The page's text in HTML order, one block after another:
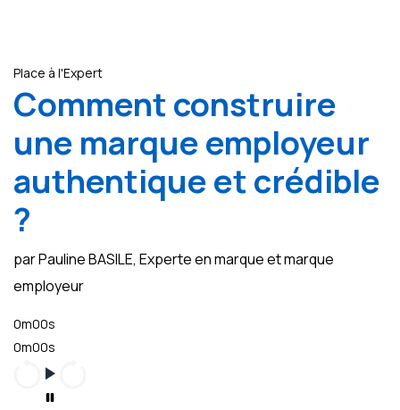
Place à l'Expert
Comment construire
une marque employeur
authentique et crédible
?
par Pauline BASILE, Experte en marque et marque
employeur
0m00s
0m00s